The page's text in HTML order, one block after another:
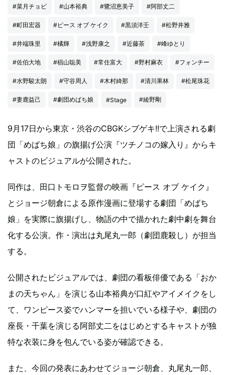
#菜月チョビ #山本裕典 #鷺沼恵美子 #阿部丈二
#町田宏器 #ピース オブ ケイク #黒須洋壬 #松野井雅
#井端珠里 #橘輝 #浅野康之 #近藤茶 #峰ゆとり
#佐伯大地 #椙山聡美 #常住富大 #野村麻衣 #フォンチー
#水野駿太朗 #守谷周人 #木村綺那 #清川果林 #松尾珠花
#妻鹿益己 #劇団めばち娘 #Stage #綾野剛
9月17日から東京・渋谷のCBGKシブゲキ!!で上演される劇
団「めばち娘」の旗揚げ公演『ツチノコの嫁入り』からキ
ャストのビジュアルが公開された。
同作は、田口トモロヲ監督の映画『ピース オブ ケイク』
とジョージ朝倉による原作漫画に登場する劇団「めばち
娘」を実際に旗揚げし、物語の中で描かれた劇中劇を舞台
化する公演。作・演出は丸尾丸一郎（劇団鹿殺し）が担当
する。
公開されたビジュアルでは、劇団の看板俳優である「おか
まの天ちゃん」を演じる山本裕典が口紅やアイメイクをし
て、ワンピース姿でハンマーを担いでいる様子や、劇団の
座長・千葉を演じる阿部丈二をはじめとするキャストが独
特な衣装に身を包んでいる姿が確認できる。
また、今回の発表にあわせてジョージ朝倉、丸尾丸一郎、